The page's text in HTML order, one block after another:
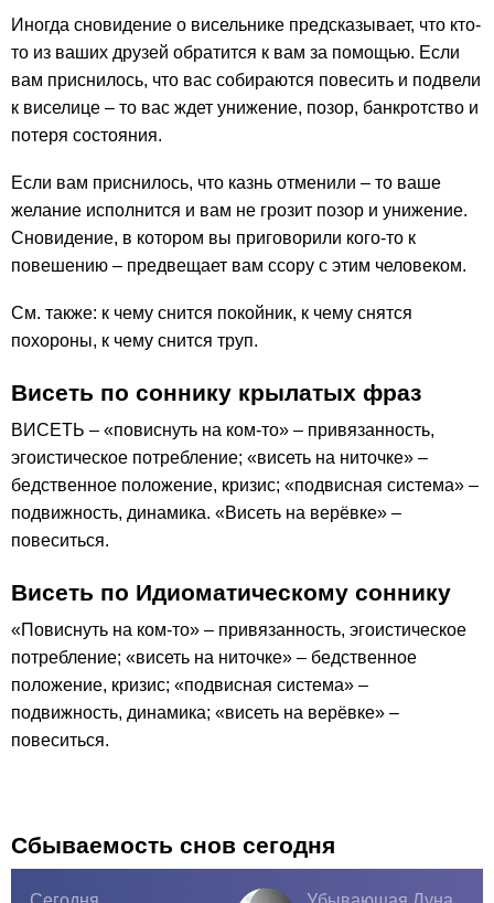
Иногда сновидение о висельнике предсказывает, что кто-
то из ваших друзей обратится к вам за помощью. Если
вам приснилось, что вас собираются повесить и подвели
к виселице – то вас ждет унижение, позор, банкротство и
потеря состояния.
Если вам приснилось, что казнь отменили – то ваше
желание исполнится и вам не грозит позор и унижение.
Сновидение, в котором вы приговорили кого-то к
повешению – предвещает вам ссору с этим человеком.
См. также: к чему снится покойник, к чему снятся
похороны, к чему снится труп.
Висеть по соннику крылатых фраз
ВИСЕТЬ – «повиснуть на ком-то» – привязанность,
эгоистическое потребление; «висеть на ниточке» –
бедственное положение, кризис; «подвисная система» –
подвижность, динамика. «Висеть на верёвке» –
повеситься.
Висеть по Идиоматическому соннику
«Повиснуть на ком-то» – привязанность, эгоистическое
потребление; «висеть на ниточке» – бедственное
положение, кризис; «подвисная система» –
подвижность, динамика; «висеть на верёвке» –
повеситься.
Сбываемость снов сегодня